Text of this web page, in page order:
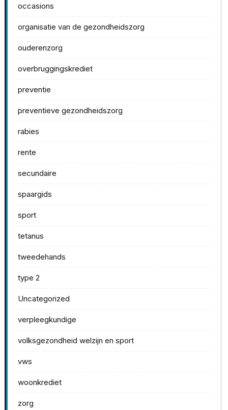
occasions
organisatie van de gezondheidszorg
ouderenzorg
overbruggingskrediet
preventie
preventieve gezondheidszorg
rabies
rente
secundaire
spaargids
sport
tetanus
tweedehands
type 2
Uncategorized
verpleegkundige
volksgezondheid welzijn en sport
vws
woonkrediet
zorg